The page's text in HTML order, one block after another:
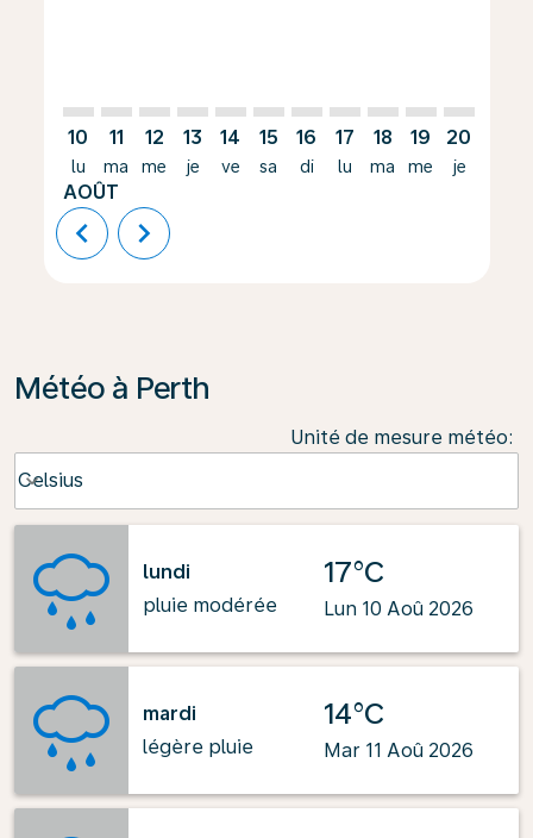
10
lu
AOÛT
11
ma
12
me
13
je
14
ve
15
sa
16
di
17
lu
18
ma
19
me
20
je
chevron_left chevron_right
Météo à Perth
Unité de mesure météo:
Celsius
keyboard_arrow_down
lundi
pluie modérée
17°C
Lun 10 Aoû 2026
mardi
légère pluie
14°C
Mar 11 Aoû 2026